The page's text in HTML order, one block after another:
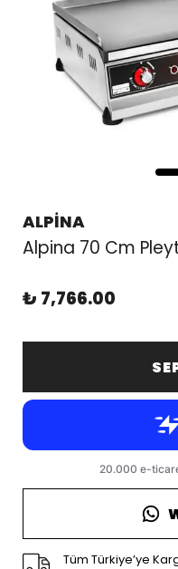
ALPİNA
Alpina 70 Cm
₺ 7,766.00
Tüm Türkiye’ye